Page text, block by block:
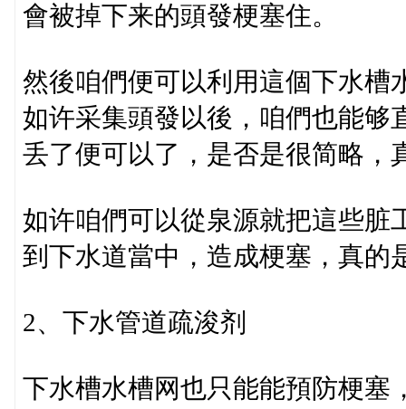
會被掉下来的頭發梗塞住。
然後咱們便可以利用這個下水槽
如许采集頭發以後，咱們也能够
丢了便可以了，是否是很简略，
如许咱們可以從泉源就把這些脏
到下水道當中，造成梗塞，真的
2、下水管道疏浚剂
下水槽水槽网也只能能預防梗塞